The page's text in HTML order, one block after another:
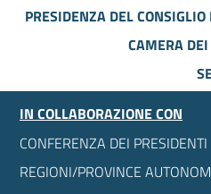
PRESIDENZA DEL
CAMERA DEI
IN COLLABORAZIONE CON
CONFERENZA DEI
REGIONI/PROVINCE